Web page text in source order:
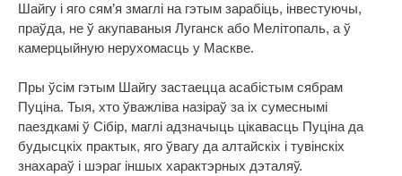
Шайгу і яго сям’я змаглі на гэтым зарабіць, інвестуючы,
праўда, не ў акупаваныя Луганск або Мелітопаль, а ў
камерцыйную нерухомасць у Маскве.
Пры ўсім гэтым Шайгу застаецца асабістым сябрам
Пуціна. Тыя, хто ўважліва назіраў за іх сумеснымі
паездкамі ў Сібір, маглі адзначыць цікавасць Пуціна да
будысцкіх практык, яго ўвагу да алтайскіх і тувінскіх
знахараў і шэраг іншых характэрных дэталяў.